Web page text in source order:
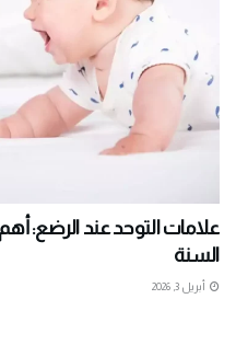
علامات التوحد عند الرضع:
السنة
أبريل 3, 2026